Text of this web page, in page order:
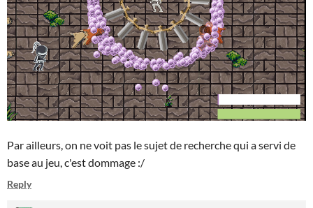
Par ailleurs, on ne voit pas le sujet de recherche qui a servi de
base au jeu, c'est dommage :/
Reply